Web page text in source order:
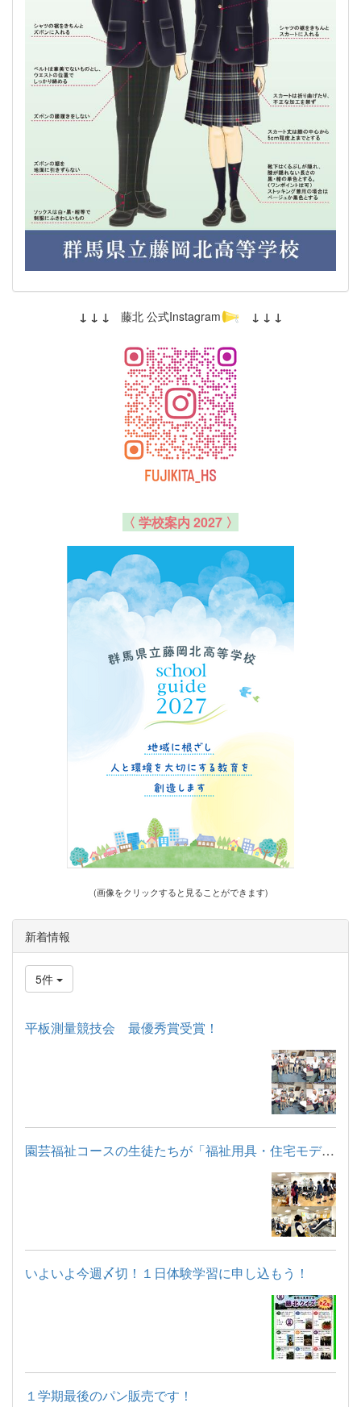
↓ ↓ ↓ 藤北 公式Instagram ↓ ↓ ↓
〈 学校案内 2027 〉
(画像をクリックすると見ることができます)
新着情報
5件
平板測量競技会 最優秀賞受賞！
園芸福祉コースの生徒たちが「福祉用具・住宅モデルルーム見学」...
いよいよ今週〆切！１日体験学習に申し込もう！
１学期最後のパン販売です！